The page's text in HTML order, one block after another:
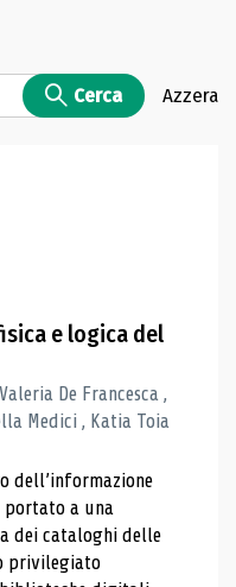
Cerca Azzera
e logica del
De Francesca ,
Medici , Katia Toia
dell’informazione
a una
dei cataloghi delle
privilegiato